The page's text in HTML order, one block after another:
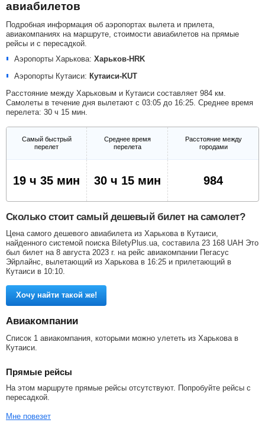
авиабилетов
Подробная информация об аэропортах вылета и прилета,
авиакомпаниях на маршруте, стоимости авиабилетов на прямые
рейсы и с пересадкой.
Аэропорты Харькова: Харьков-HRK
Аэропорты Кутаиси: Кутаиси-KUT
Расстояние между Харьковым и Кутаиси составляет 984 км.
Самолеты в течение дня вылетают с 03:05 до 16:25. Среднее время
перелета: 30 ч 15 мин.
Самый быстрый
перелет
Среднее время
перелета
Расстояние между
городами
19 ч 35 мин 30 ч 15 мин 984
Сколько стоит самый дешевый билет на самолет?
Цена самого дешевого авиабилета из Харькова в Кутаиси,
найденного системой поиска BiletyPlus.ua, составила 23 168 UAH Это
был билет на 8 августа 2023 г. на рейс авиакомпании Пегасус
Эйрлайнс, вылетающий из Харькова в 16:25 и прилетающий в
Кутаиси в 10:10.
Хочу найти такой же!
Авиакомпании
Список 1 авиакомпания, которыми можно улететь из Харькова в
Кутаиси.
Прямые рейсы
На этом маршруте прямые рейсы отсутствуют. Попробуйте рейсы с
пересадкой.
Мне повезет